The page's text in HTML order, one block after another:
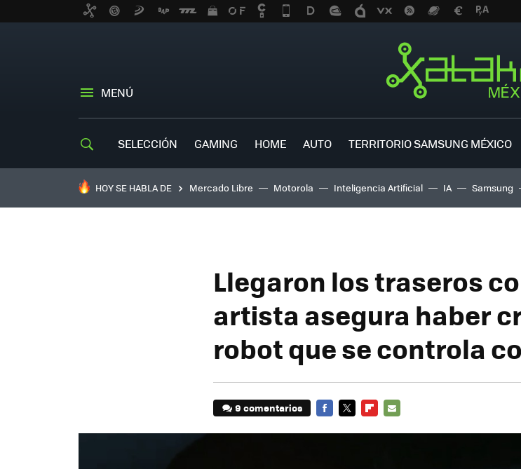
MENÚ
SELECCIÓN GAMING HOME AUTO TERRITORIO SAMSUNG MÉXICO
HOY SE HABLA DE Mercado Libre Motorola Inteligencia Artificial IA Samsung
Llegaron los traseros
artista asegura haber
robot que se controla
9 comentarios